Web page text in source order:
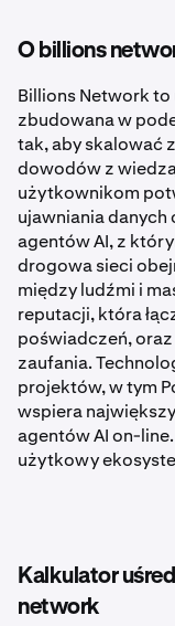
O billions
Billions Network to
zbudowana w
tak, aby skalować
dowodów z
użytkownikom
ujawniania
agentów AI, z
drogowa sieci
między ludźmi i
reputacji, która
poświadczeń,
zaufania.
projektów, w tym
wspiera
agentów AI on-
użytkowy
Kalkulator
network